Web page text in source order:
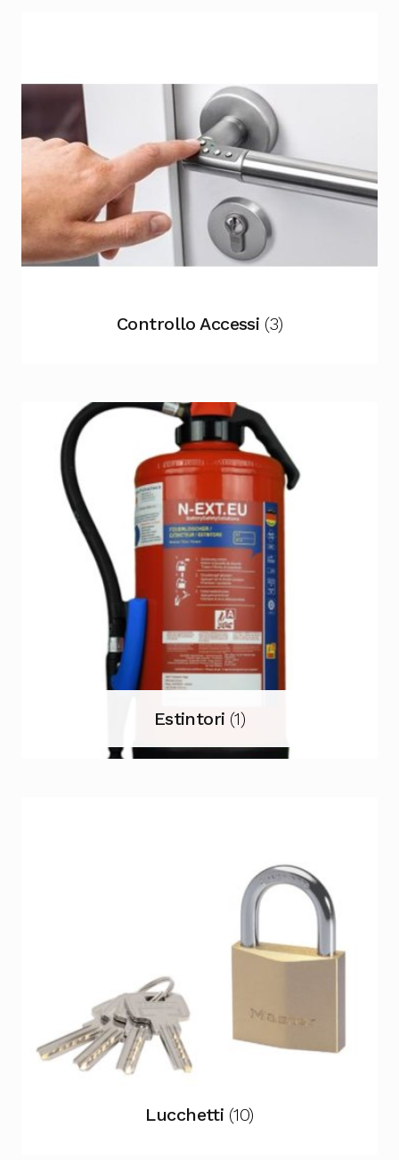
Controllo Accessi (3)
Estintori (1)
Lucchetti (10)